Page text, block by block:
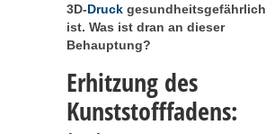
3D-Druck gesundheitsgefährlich
ist. Was ist dran an dieser
Behauptung?
Erhitzung des
Kunststofffadens: